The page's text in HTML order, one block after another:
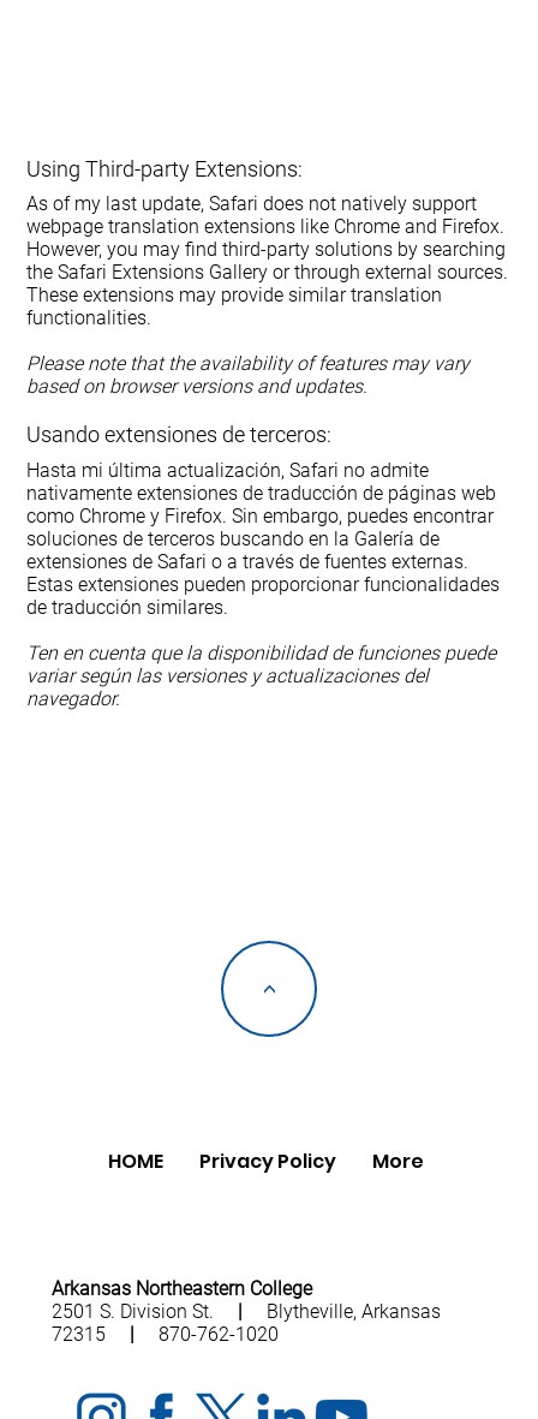
Using Third-party Extensions:
As of my last update, Safari does not natively support
webpage translation extensions like Chrome and Firefox.
However, you may find third-party solutions by searching
the Safari Extensions Gallery or through external sources.
These extensions may provide similar translation
functionalities.
Please note that the availability of features may vary
based on browser versions and updates.
Usando extensiones de terceros:
Hasta mi última actualización, Safari no admite
nativamente extensiones de traducción de páginas web
como Chrome y Firefox. Sin embargo, puedes encontrar
soluciones de terceros buscando en la Galería de
extensiones de Safari o a través de fuentes externas.
Estas extensiones pueden proporcionar funcionalidades
de traducción similares.
Ten en cuenta que la disponibilidad de funciones puede
variar según las versiones y actualizaciones del
navegador.
<
HOME Privacy Policy More
Arkansas Northeastern College
2501 S. Division St.
Blytheville, Arkansas
72315
870-762-1020